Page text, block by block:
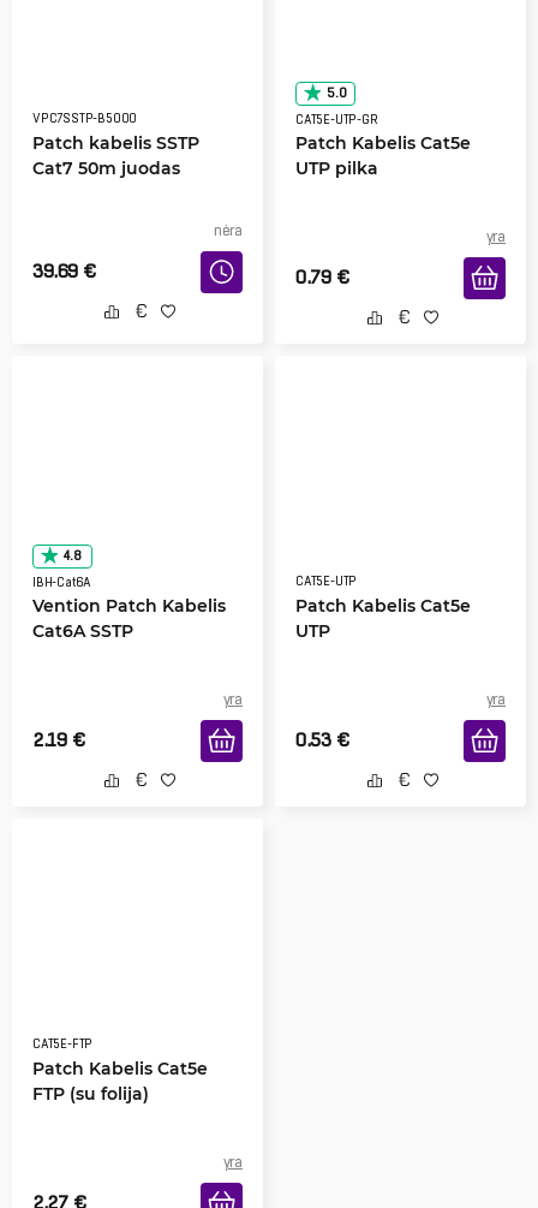
VPC7SSTP-B5000
Patch kabelis SSTP
Cat7 50m juodas
nėra
39.69 €
5.0
CAT5E-UTP-GR
Patch Kabelis Cat5e
UTP pilka
yra
0.79 €
4.8
IBH-Cat6A
Vention Patch Kabelis
Cat6A SSTP
yra
2.19 €
CAT5E-UTP
Patch Kabelis Cat5e
UTP
yra
0.53 €
CAT5E-FTP
Patch Kabelis Cat5e
FTP (su folija)
yra
2.27 €